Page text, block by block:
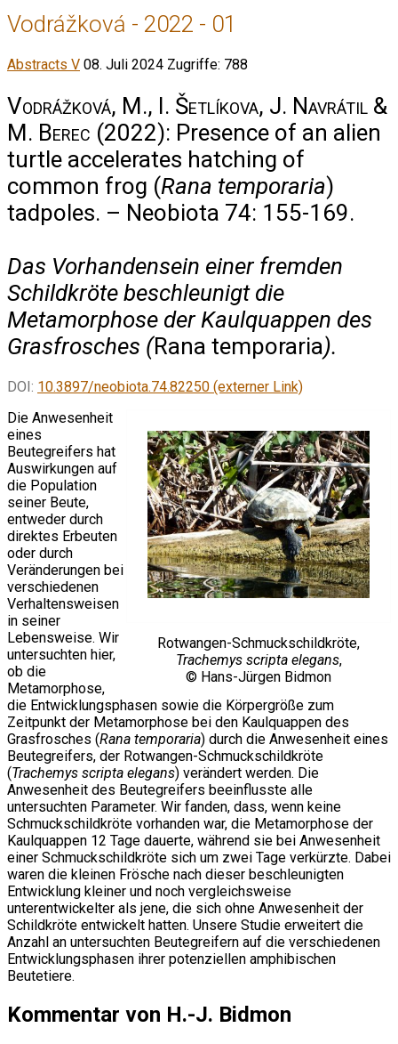
Vodrážková - 2022 - 01
Abstracts V 08. Juli 2024 Zugriffe: 788
Vodrážková, M., I. Šetlíkova, J. Navrátil &
M. Berec (2022): Presence of an alien
turtle accelerates hatching of
common frog (Rana temporaria)
tadpoles. – Neobiota 74: 155-169.
Das Vorhandensein einer fremden
Schildkröte beschleunigt die
Metamorphose der Kaulquappen des
Grasfrosches (Rana temporaria).
DOI: 10.3897/neobiota.74.82250 (externer Link)
Rotwangen-Schmuckschildkröte,
Trachemys scripta elegans,
© Hans-Jürgen Bidmon
Die Anwesenheit
eines
Beutegreifers hat
Auswirkungen auf
die Population
seiner Beute,
entweder durch
direktes Erbeuten
oder durch
Veränderungen bei
verschiedenen
Verhaltensweisen
in seiner
Lebensweise. Wir
untersuchten hier,
ob die
Metamorphose,
die Entwicklungsphasen sowie die Körpergröße zum
Zeitpunkt der Metamorphose bei den Kaulquappen des
Grasfrosches (Rana temporaria) durch die Anwesenheit eines
Beutegreifers, der Rotwangen-Schmuckschildkröte
(Trachemys scripta elegans) verändert werden. Die
Anwesenheit des Beutegreifers beeinflusste alle
untersuchten Parameter. Wir fanden, dass, wenn keine
Schmuckschildkröte vorhanden war, die Metamorphose der
Kaulquappen 12 Tage dauerte, während sie bei Anwesenheit
einer Schmuckschildkröte sich um zwei Tage verkürzte. Dabei
waren die kleinen Frösche nach dieser beschleunigten
Entwicklung kleiner und noch vergleichsweise
unterentwickelter als jene, die sich ohne Anwesenheit der
Schildkröte entwickelt hatten. Unsere Studie erweitert die
Anzahl an untersuchten Beutegreifern auf die verschiedenen
Entwicklungsphasen ihrer potenziellen amphibischen
Beutetiere.
Kommentar von H.-J. Bidmon